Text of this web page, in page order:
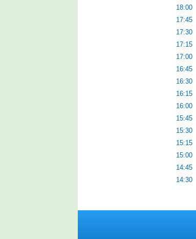
18:00
17:45
17:30
17:15
17:00
16:45
16:30
16:15
16:00
15:45
15:30
15:15
15:00
14:45
14:30